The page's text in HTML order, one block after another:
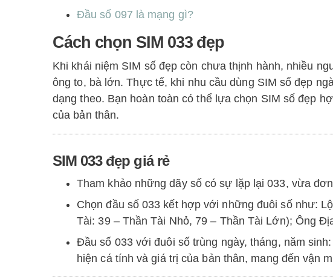
Đầu số 097 là mạng gì?
Cách chọn SIM 033 đẹp
Khi khái niệm SIM số đẹp còn chưa thịnh hành, nhiều
ông to, bà lớn. Thực tế, khi nhu cầu dùng SIM số đẹp
dạng theo. Bạn hoàn toàn có thể lựa chọn SIM số đẹp
của bản thân.
SIM 033 đẹp giá rẻ
Tham khảo những dãy số có sự lặp lại 033, vừa
Chọn đầu số 033 kết hợp với những đuôi số như:
Tài: 39 – Thần Tài Nhỏ, 79 – Thần Tài Lớn); Ông
Đầu số 033 với đuôi số trùng ngày, tháng, năm
hiện cá tính và giá trị của bản thân, mang đến vận